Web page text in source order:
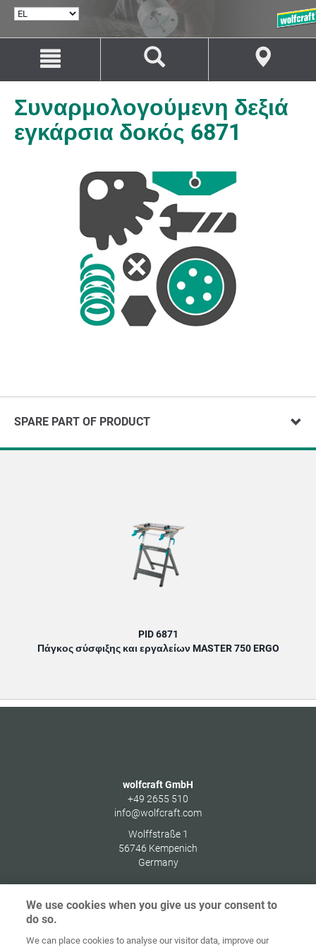
ΕΠΙΛΟΓΉ
Μετάβαση
περιεχόμενο
Μετάβαση
πλοήγηση
Συναρμολογούμενη δεξιά
εγκάρσια δοκός 6871
SPARE PART OF PRODUCT
PID 6871
Πάγκος σύσφιξης και εργαλείων MASTER 750 ERGO
wolfcraft GmbH
+49 2655 510
info@wolfcraft.com
Wolffstraße 1
56746 Kempenich
Germany
Αρχική Επικοινωνία
Στοιχεία
έκδοσης δεδομένων
We use cookies when you give us your consent to
do so.
We can place cookies to analyse our visitor data, improve our